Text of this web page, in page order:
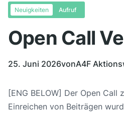
Neuigkeiten Aufruf
Open Call
25. Juni 2026vonA4F
[ENG BELOW] Der Open Call
Einreichen von Beiträgen